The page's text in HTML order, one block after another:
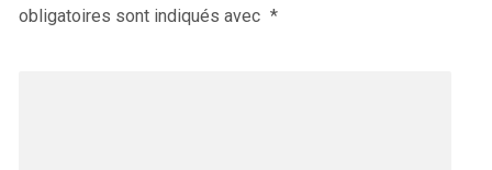
obligatoires sont indiqués avec *